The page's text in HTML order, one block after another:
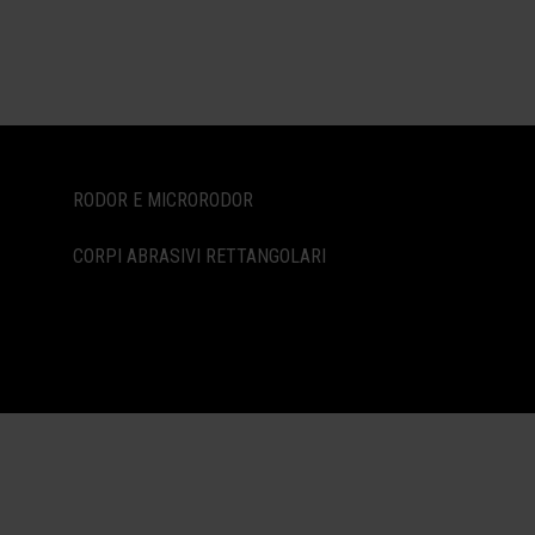
RODOR E MICRORODOR
CORPI ABRASIVI RETTANGOLARI